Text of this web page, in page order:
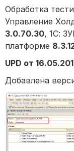
Обработка
Управление
3.0.70.30, 1С:
платформе
UPD от
Добавлена